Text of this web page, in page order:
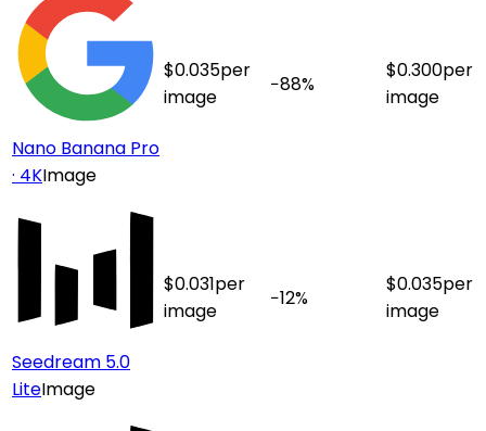
Nano Banana Pro
· 4KImage
$0.035per
image
−88%
$0.300per
image
Seedream 5.0
LiteImage
$0.031per
image
−12%
$0.035per
image